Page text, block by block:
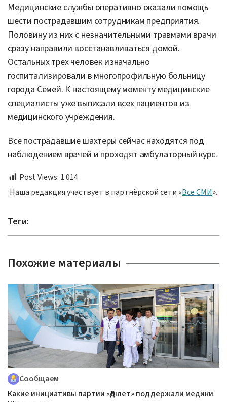
Медицинские службы оперативно оказали помощь
шести пострадавшим сотрудникам предприятия.
Половину из них с незначительными травмами врачи
сразу направили восстанавливаться домой.
Остальных трех человек изначально
госпитализировали в многопрофильную больницу
города Семей. К настоящему моменту медицинские
специалисты уже выписали всех пациентов из
медицинского учреждения.
Все пострадавшие шахтеры сейчас находятся под
наблюдением врачей и проходят амбулаторный курс.
Post Views: 1 014
Наша редакция участвует в партнёрской сети «Все СМИ».
Теги:
Похожие материалы
Сообщаем
Какие инициативы партии «Әділет» поддержали медики